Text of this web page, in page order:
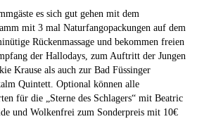
es sich gut gehen mit dem
mit 3 mal Naturfangopackungen auf dem
Rückenmassage und bekommen freien
der Hallodays, zum Auftritt der Jungen
Krause als auch zur Bad Füssinger
Quintett. Optional können alle
für die „Sterne des Schlagers“ mit Beatric
und Wolkenfrei zum Sonderpreis mit 10€